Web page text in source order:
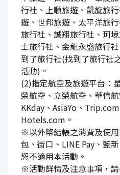
行社、上順旅遊、凱旋旅
遊、世邦旅遊、太平洋旅
旅行社、誠翔旅行社、珂
士旅行社、金龍永盛旅行
到了旅行社(找到了旅行社
活動)。
(2)指定航空及旅遊平台：
榮航空、立榮航空、華信
KKday、AsiaYo、
Hotels.com。
※以外幣結帳之消費及使
包、街口、LINE Pay、藍
恕不適用本活動。
※活動詳情及注意事項，請